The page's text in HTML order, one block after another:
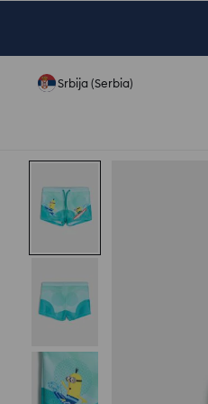
Srbija (Serbia)